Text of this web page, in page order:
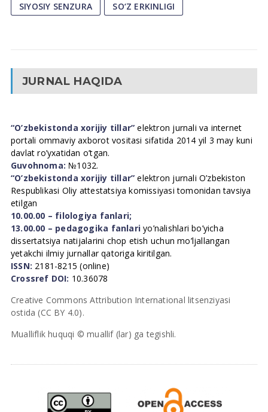
SIYOSIY SENZURA
SO‘Z ERKINLIGI
JURNAL HAQIDA
“O’zbekistonda xorijiy tillar” elektron jurnali va internet
portali ommaviy axborot vositasi sifatida 2014 yil 3 may kuni
davlat ro’yxatidan o’tgan.
Guvohnoma: №1032.
“O’zbekistonda xorijiy tillar” elektron jurnali O’zbekiston
Respublikasi Oliy attestatsiya komissiyasi tomonidan tavsiya
etilgan
10.00.00 – filologiya fanlari;
13.00.00 – pedagogika fanlari yo’nalishlari bo’yicha
dissertatsiya natijalarini chop etish uchun mo’ljallangan
yetakchi ilmiy jurnallar qatoriga kiritilgan.
ISSN: 2181-8215 (online)
Crossref DOI: 10.36078
Creative Commons Attribution International litsenziyasi
ostida (CC BY 4.0).
Mualliflik huquqi © muallif (lar) ga tegishli.